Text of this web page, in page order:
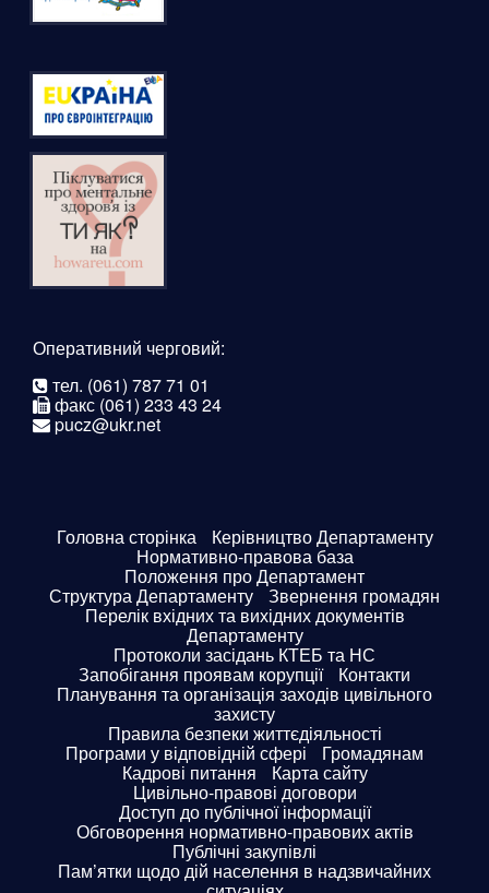
Оперативний черговий:
тел. (061) 787 71 01
факс (061) 233 43 24
pucz@ukr.net
Головна сторінка Керівництво Департаменту
Нормативно-правова база
Положення про Департамент
Структура Департаменту Звернення громадян
Перелік вхідних та вихідних документів
Департаменту
Протоколи засідань КТЕБ та НС
Запобігання проявам корупції Контакти
Планування та організація заходів цивільного
захисту
Правила безпеки життєдіяльності
Програми у відповідній сфері Громадянам
Кадрові питання Карта сайту
Цивільно-правові договори
Доступ до публічної інформації
Обговорення нормативно-правових актів
Публічні закупівлі
Пам’ятки щодо дій населення в надзвичайних